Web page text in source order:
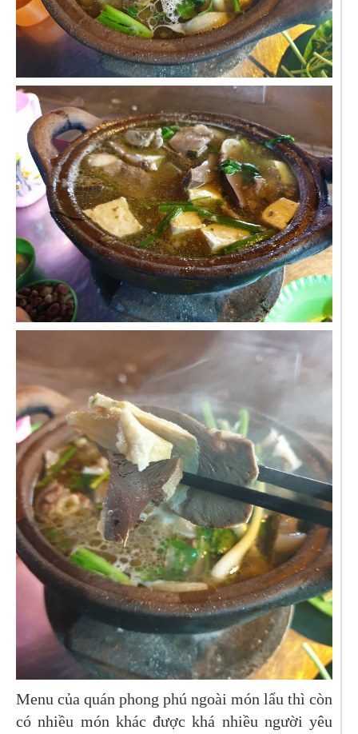
Menu của quán phong phú ngoài món lẩu thì còn
có nhiều món khác được khá nhiều người yêu